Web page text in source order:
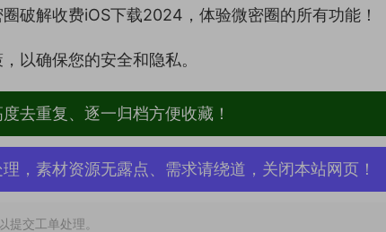
破解收费iOS下载2024，体验微密圈的所有功能！
以确保您的安全和隐私。
去重复、逐一归档方便收藏！
，素材资源无露点、需求请绕道，关闭本站网页！
交工单处理。